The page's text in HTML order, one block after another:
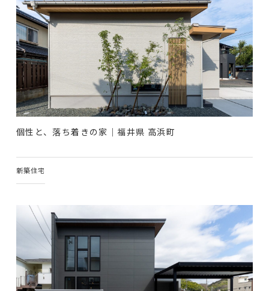
個性と、落ち着きの家｜福井県 高浜町
新築住宅